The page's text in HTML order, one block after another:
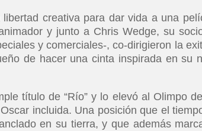
creativa para dar vida a una
y junto a Chris Wedge, su
y comerciales-, co-dirigieron la
de hacer una cinta inspirada en su
título de “Río” y lo elevó al Olimpo
incluida. Una posición que el
en su tierra, y que además